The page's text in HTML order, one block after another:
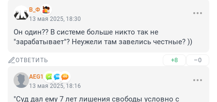
В_Ф
13 мая 2025, 18:30
Он один?? В системе больше никто так не
"зарабатывает"? Неужели там завелись честные? ))
ОТВЕТИТЬ +8 –0
AEG1
13 мая 2025, 18:16
"Суд дал ему 7 лет лишения свободы условно с